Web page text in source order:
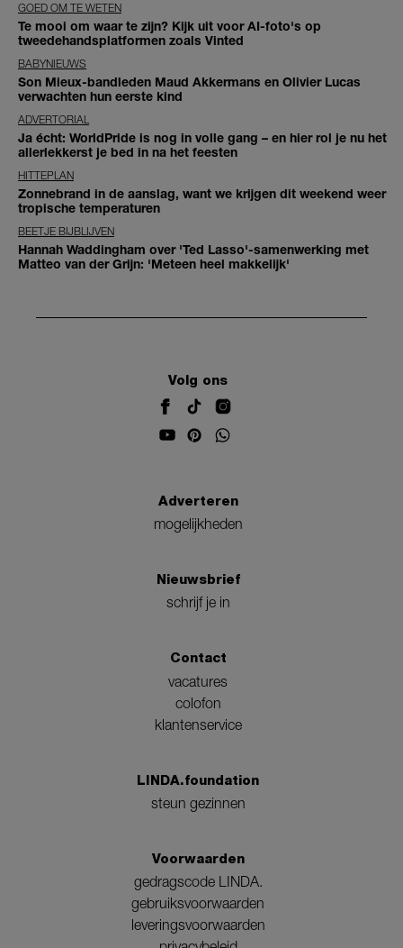
GOED OM TE WETEN
Te mooi om waar te zijn? Kijk uit voor AI-foto's op
tweedehandsplatformen zoals Vinted
BABYNIEUWS
Son Mieux-bandleden Maud Akkermans en Olivier Lucas
verwachten hun eerste kind
ADVERTORIAL
Ja écht: WorldPride is nog in volle gang – en hier rol je nu het
allerlekkerst je bed in na het feesten
HITTEPLAN
Zonnebrand in de aanslag, want we krijgen dit weekend weer
tropische temperaturen
BEETJE BIJBLIJVEN
Hannah Waddingham over 'Ted Lasso'-samenwerking met
Matteo van der Grijn: 'Meteen heel makkelijk'
Volg ons
Adverteren
mogelijkheden
Nieuwsbrief
schrijf je in
Contact
vacatures
colofon
klantenservice
LINDA.foundation
steun gezinnen
Voorwaarden
gedragscode LINDA.
gebruiksvoorwaarden
leveringsvoorwaarden